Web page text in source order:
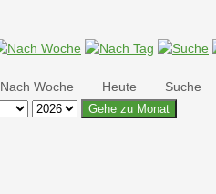
Nach Woche Heute Suche
Gehe zu Monat